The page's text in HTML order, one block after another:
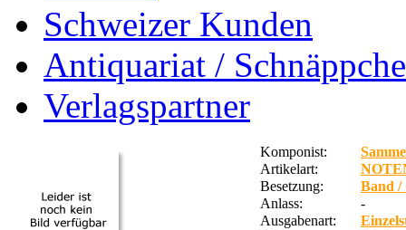
Schweizer Kunden
Antiquariat /
Verlagspartner
Komponist:
Artikelart:
Besetzung:
Band /
Anlass:
-
Ausgabenart: